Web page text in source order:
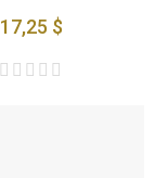
17,25 $